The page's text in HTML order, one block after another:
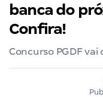
banca do
Confira!
Concurso PGDF